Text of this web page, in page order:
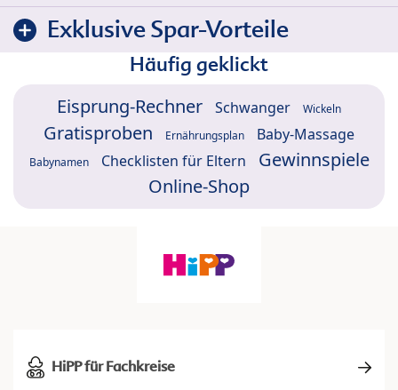
Exklusive Spar-Vorteile
Häufig geklickt
Eisprung-Rechner Schwanger Wickeln
Gratisproben Ernährungsplan Baby-Massage
Babynamen Checklisten für Eltern
Gewinnspiele
Online-Shop
HiPP für Fachkreise